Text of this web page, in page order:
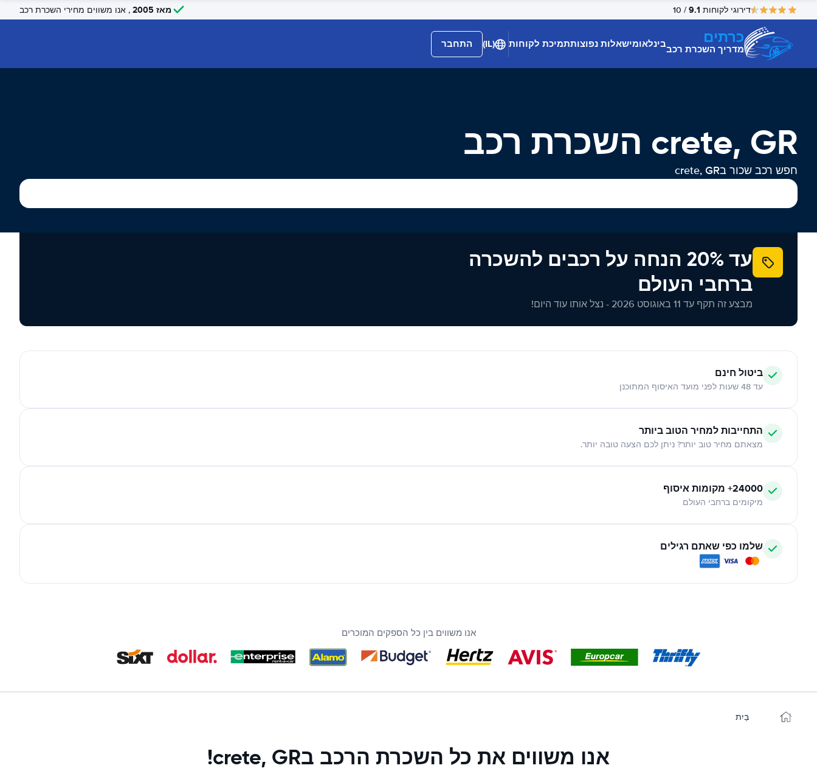
דירוגי לקוחות 9.1
/ 10 מאז 2005 , אנו משווים מחירי השכרת רכב
כרתים
מדריך השכרת רכבבינלאומישאלות נפוצותתמיכת לקוחות (IL) התחבר
crete, GR השכרת רכב
חפש רכב שכור בcrete, GR
עד 20% הנחה על רכבים להשכרה
ברחבי העולם
מבצע זה תקף עד 11 באוגוסט 2026 - נצל אותו עוד היום!
ביטול חינם
עד 48 שעות לפני מועד האיסוף המתוכנן
התחייבות למחיר הטוב ביותר
מצאתם מחיר טוב יותר? ניתן לכם הצעה טובה יותר.
24000+ מקומות איסוף
מיקומים ברחבי העולם
שלמו כפי שאתם רגילים
אנו משווים בין כל הספקים המוכרים
בַּיִת
אנו משווים את כל השכרת הרכב בcrete, GR!